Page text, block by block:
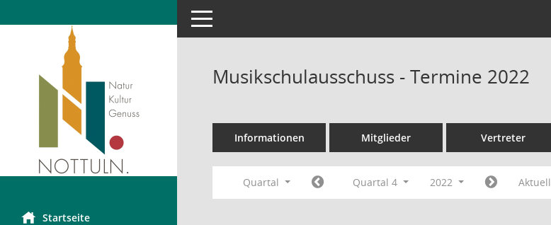
Startseite
Toggle navigation
Musikschulausschuss - Termine 2022
Informationen Mitglieder Vertreter
Quartal Quartal 4 2022 Aktuell